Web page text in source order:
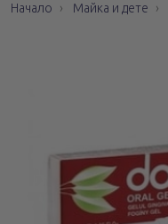
Начало Майка и дете